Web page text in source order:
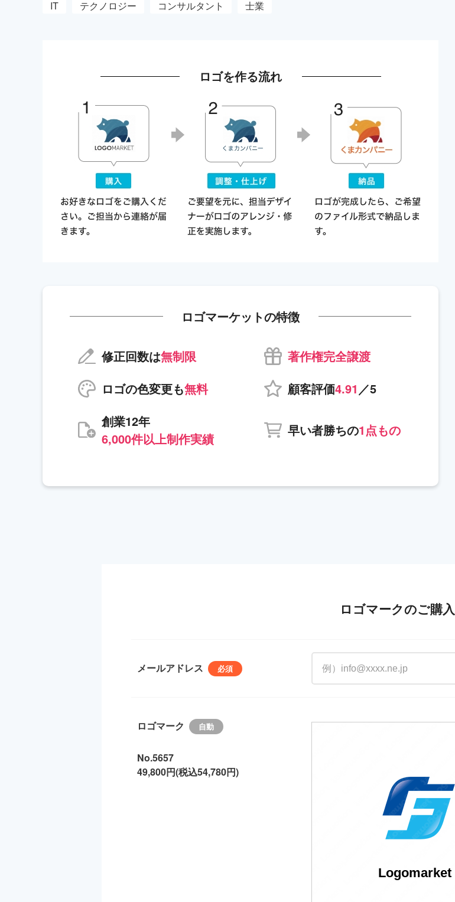
IT テクノロジー コンサルタント 士業
ロゴを作る流れ
ロゴマーケットの特徴
修正回数は無制限
著作権完全譲渡
ロゴの色変更も無料 顧客評価4.91 ／5
創業12年
6,000件以上制作実績
早い者勝ちの1点もの
ロゴマークのご購入
メールアドレス
ロゴマーク
No.5657
49,800円(税込54,780円)
Logomarket